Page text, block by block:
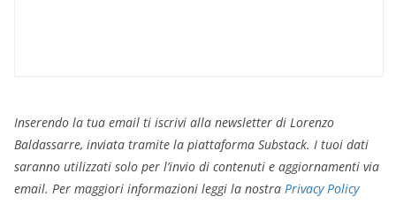
Inserendo la tua email ti iscrivi alla newsletter di Lorenzo
Baldassarre, inviata tramite la piattaforma Substack. I tuoi dati
saranno utilizzati solo per l’invio di contenuti e aggiornamenti via
email. Per maggiori informazioni leggi la nostra Privacy Policy